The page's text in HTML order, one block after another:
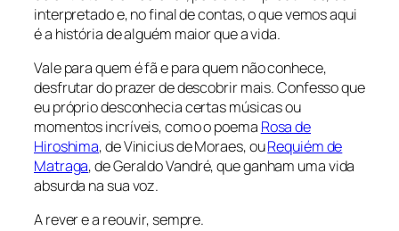
interpretado e, no final de contas, o que vemos aqui
é a história de alguém maior que a vida.
Vale para quem é fã e para quem não conhece,
desfrutar do prazer de descobrir mais. Confesso que
eu próprio desconhecia certas músicas ou
momentos incríveis, como o poema Rosa de
Hiroshima, de Vinicius de Moraes, ouRequiém de
Matraga, de Geraldo Vandré, que ganham uma vida
absurda na sua voz.
A rever e a reouvir, sempre.